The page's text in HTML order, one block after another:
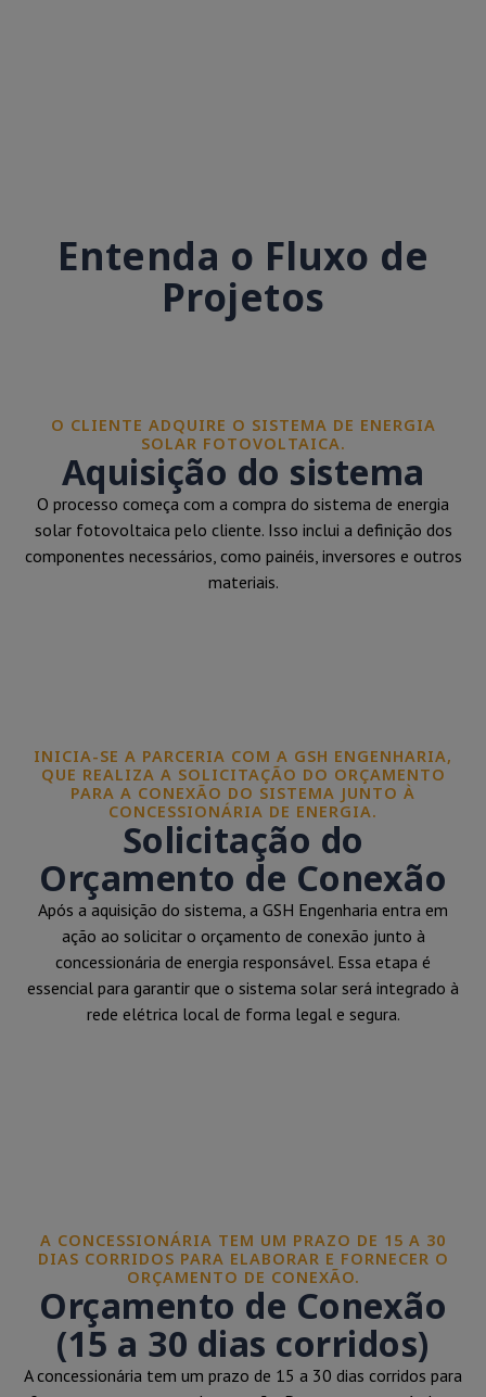
Entenda o Fluxo de
Projetos
O CLIENTE ADQUIRE O SISTEMA DE ENERGIA
SOLAR FOTOVOLTAICA.
Aquisição do sistema
O processo começa com a compra do sistema de energia
solar fotovoltaica pelo cliente. Isso inclui a definição dos
componentes necessários, como painéis, inversores e outros
materiais.
INICIA-SE A PARCERIA COM A GSH ENGENHARIA,
QUE REALIZA A SOLICITAÇÃO DO ORÇAMENTO
PARA A CONEXÃO DO SISTEMA JUNTO À
CONCESSIONÁRIA DE ENERGIA.
Solicitação do
Orçamento de Conexão
Após a aquisição do sistema, a GSH Engenharia entra em
ação ao solicitar o orçamento de conexão junto à
concessionária de energia responsável. Essa etapa é
essencial para garantir que o sistema solar será integrado à
rede elétrica local de forma legal e segura.
A CONCESSIONÁRIA TEM UM PRAZO DE 15 A 30
DIAS CORRIDOS PARA ELABORAR E FORNECER O
ORÇAMENTO DE CONEXÃO.
Orçamento de Conexão
(15 a 30 dias corridos)
A concessionária tem um prazo de 15 a 30 dias corridos para